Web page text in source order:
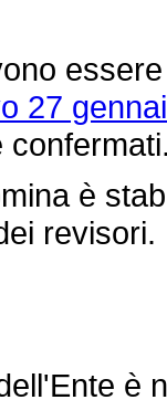
essere
27
è
revisori.
è